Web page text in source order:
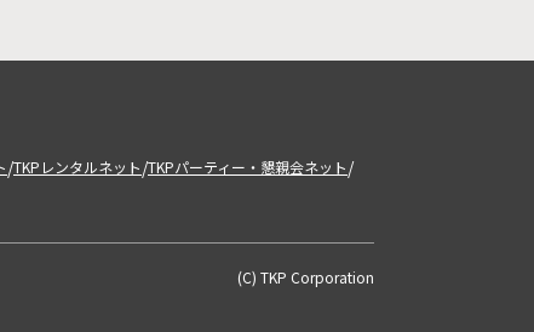
/TKPレンタルネット/TKPパーティー・懇親会ネット/
(C) TKP Corporation